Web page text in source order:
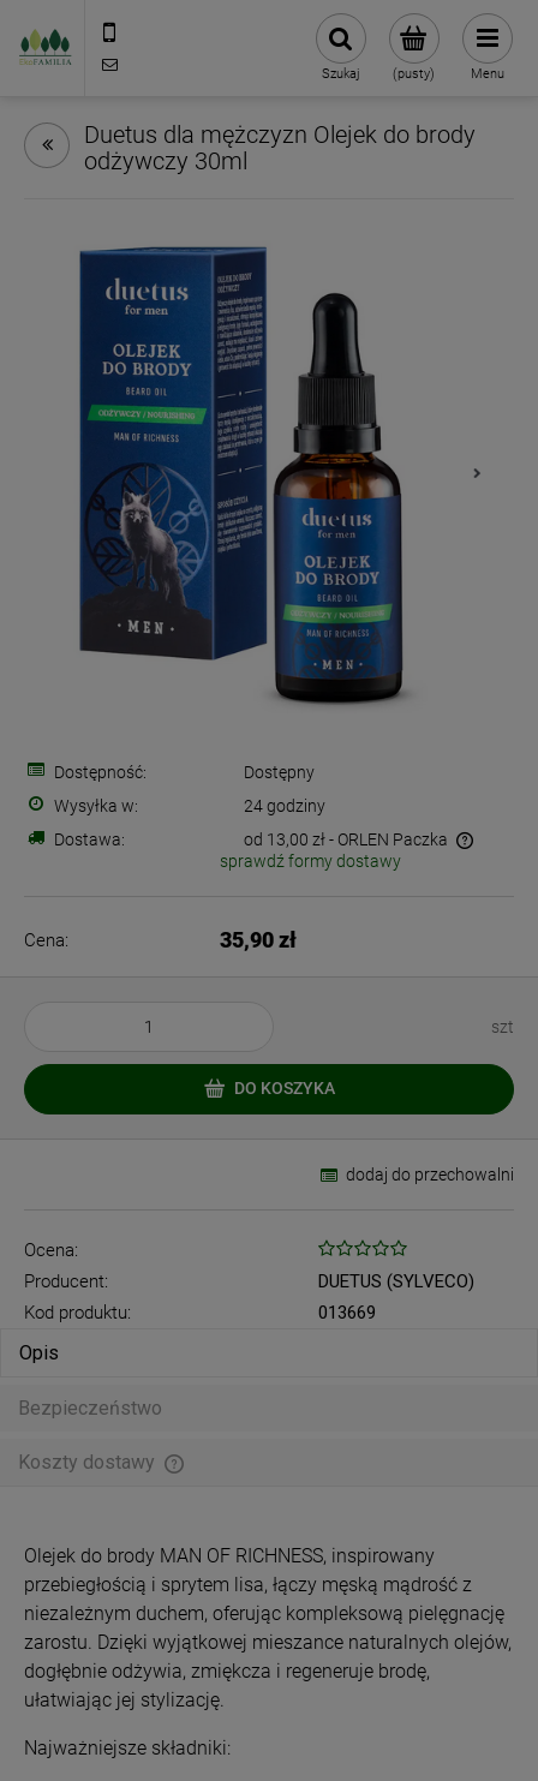
(pusty)
Szukaj Menu
Duetus dla mężczyzn Olejek do brody
odżywczy 30ml
Dostępność:
Dostępny
Wysyłka w:
24 godziny
Dostawa:
od 13,00 zł- ORLEN Paczka
Cena nie zawiera ewentualnych kosztów płatności
sprawdź formy dostawy
Cena: 35,90 zł
szt
DO KOSZYKA
dodaj do przechowalni
Ocena:
Producent:
DUETUS (SYLVECO)
Kod produktu:
013669
Opis
Bezpieczeństwo
Koszty dostawy
Olejek do brody MAN OF RICHNESS, inspirowany
przebiegłością i sprytem lisa, łączy męską mądrość z
niezależnym duchem, oferując kompleksową pielęgnację
zarostu. Dzięki wyjątkowej mieszance naturalnych olejów,
dogłębnie odżywia, zmiękcza i regeneruje brodę,
ułatwiając jej stylizację.
Najważniejsze składniki: